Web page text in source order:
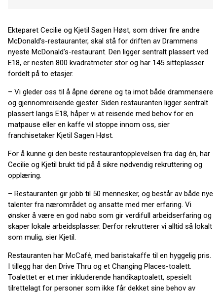
Ekteparet Cecilie og Kjetil Sagen Høst, som driver fire andre
McDonald’s-restauranter, skal stå for driften av Drammens
nyeste McDonald’s-restaurant. Den ligger sentralt plassert ved
E18, er nesten 800 kvadratmeter stor og har 145 sitteplasser
fordelt på to etasjer.
– Vi gleder oss til å åpne dørene og ta imot både drammensere
og gjennomreisende gjester. Siden restauranten ligger sentralt
plassert langs E18, håper vi at reisende med behov for en
matpause eller en kaffe vil stoppe innom oss, sier
franchisetaker Kjetil Sagen Høst.
For å kunne gi den beste restaurantopplevelsen fra dag én, har
Cecilie og Kjetil brukt tid på å sikre nødvendig rekruttering og
opplæring.
– Restauranten gir jobb til 50 mennesker, og består av både nye
talenter fra nærområdet og ansatte med mer erfaring. Vi
ønsker å være en god nabo som gir verdifull arbeidserfaring og
skaper lokale arbeidsplasser. Derfor rekrutterer vi alltid så lokalt
som mulig, sier Kjetil.
Restauranten har McCafé, med baristakaffe til en hyggelig pris.
I tillegg har den Drive Thru og et Changing Places-toalett.
Toalettet er et mer inkluderende handikaptoalett, spesielt
tilrettelagt for personer som ikke får dekket sine behov av